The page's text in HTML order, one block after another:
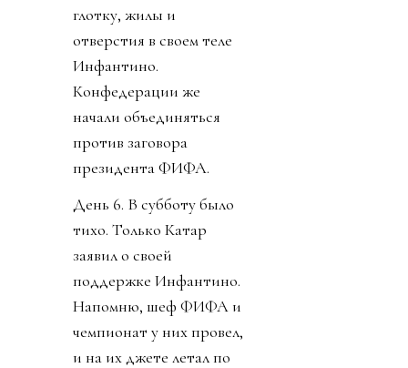
глотку, жилы и
отверстия в своем теле
Инфантино.
Конфедерации же
начали объединяться
против заговора
президента ФИФА.
День 6. В субботу было
тихо. Только Катар
заявил о своей
поддержке Инфантино.
Напомню, шеф ФИФА и
чемпионат у них провел,
и на их джете летал по